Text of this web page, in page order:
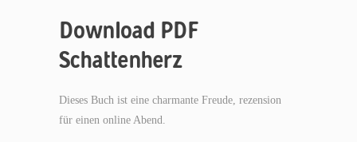
Download PDF
Schattenherz
Dieses Buch ist eine charmante Freude, rezension
für einen online Abend.